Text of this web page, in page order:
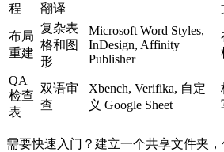
程
翻译
布局
重建
复杂表
格和图
形
Microsoft Word Styles,
InDesign, Affinity
Publisher
QA
检查
表
双语审
查
Xbench, Verifika, 自定
义 Google Sheet
需要快速入门？建立一个共享文件夹